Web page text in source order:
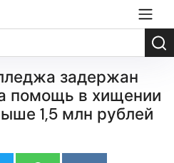
задержан
помощь в хищении
1,5 млн рублей